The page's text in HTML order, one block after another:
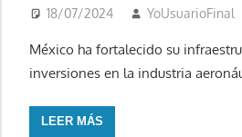
18/07/2024 YoUsuarioFinal
México ha fortalecido su
inversiones en la industria
LEER MÁS